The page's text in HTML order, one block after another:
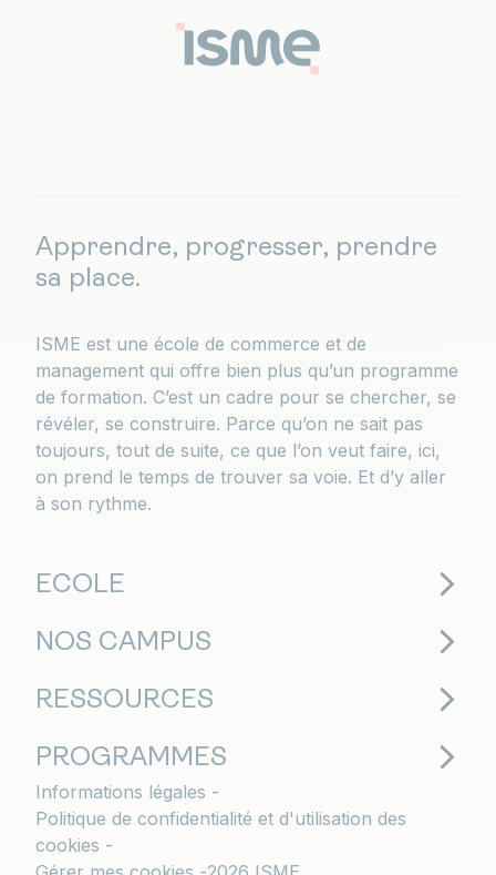
Apprendre, progresser, prendre
sa place.
ISME est une école de commerce et de
management qui offre bien plus qu’un programme
de formation. C’est un cadre pour se chercher, se
révéler, se construire. Parce qu’on ne sait pas
toujours, tout de suite, ce que l’on veut faire, ici,
on prend le temps de trouver sa voie. Et d’y aller
à son rythme.
ECOLE
NOS CAMPUS
RESSOURCES
PROGRAMMES
Informations légales
Politique de confidentialité et d'utilisation des
cookies